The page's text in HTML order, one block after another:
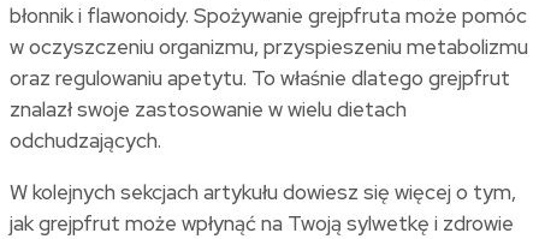
błonnik i flawonoidy. Spożywanie grejpfruta może pomóc
w oczyszczeniu organizmu, przyspieszeniu metabolizmu
oraz regulowaniu apetytu. To właśnie dlatego grejpfrut
znalazł swoje zastosowanie w wielu dietach
odchudzających.
W kolejnych sekcjach artykułu dowiesz się więcej o tym,
jak grejpfrut może wpłynąć na Twoją sylwetkę i zdrowie